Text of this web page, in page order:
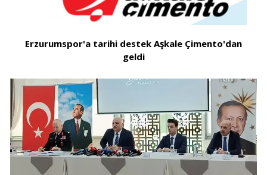
Erzurumspor'a tarihi destek Aşkale Çimento'dan
geldi